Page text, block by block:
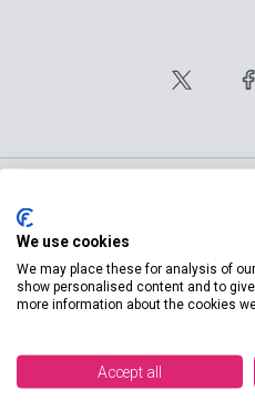
Termékjellemzők
ISBN
Oldalszám 15
Kötés
We use cookies
We may place these for analysis of
show personalised content and to
more information about the cookies
Accept all